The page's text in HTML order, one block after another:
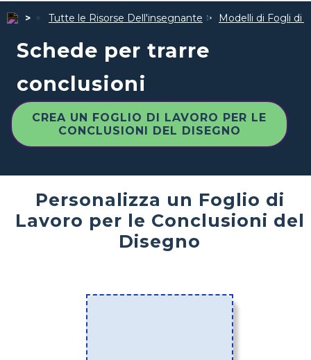
Tutte le Risorse Dell'insegnante Modelli di Fogli di
Schede per trarre
conclusioni
CREA UN FOGLIO DI LAVORO PER LE
CONCLUSIONI DEL DISEGNO
Personalizza un Foglio di
Lavoro per le Conclusioni del
Disegno